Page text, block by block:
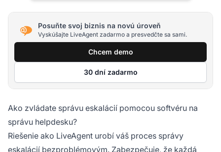
Posuňte svoj biznis na novú úroveň
Vyskúšajte LiveAgent zadarmo a presvedčte sa sami.
Chcem demo
30 dní zadarmo
Ako zvládate správu eskalácií pomocou softvéru na
správu helpdesku?
Riešenie ako LiveAgent urobí váš proces správy
eskalácií bezproblémovým. Zabezpečuje, že každá